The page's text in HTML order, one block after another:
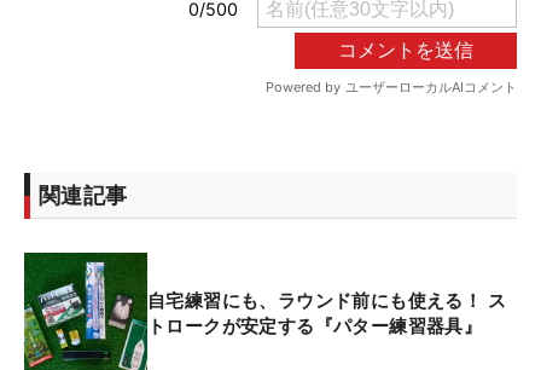
関連記事
自宅練習にも、ラウンド前にも使える！ ス
トロークが安定する『パター練習器具』